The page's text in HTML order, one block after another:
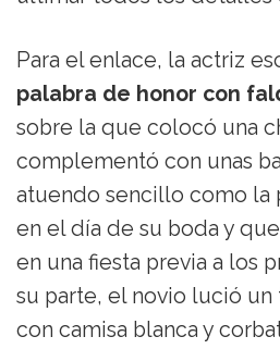
Para el enlace, la actriz
palabra de honor con
sobre la que colocó una
complementó con unas
atuendo sencillo como la
en el día de su boda y
en una fiesta previa a los
su parte, el novio lució un
con camisa blanca y